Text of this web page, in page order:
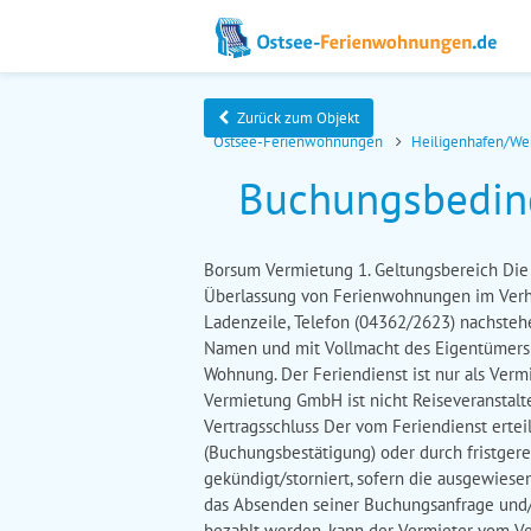
Zurück zum Objekt
Ostsee-Ferienwohnungen
Heiligenhafen/
Borsum Vermietung 1. Geltungsbereich Die nachfolgenden Allgemeinen Geschäftsbedingungen (AGB) gelten für die Verträge über die mietweise Überlassung von Ferienwohnungen im Verhältnis zwischen dem Mieter und der Firma Borsum Vermietung GmbH, 23774 Heiligenhafen, Ferienpark-Ladenzeile, Telefon (04362/2623) nachstehend Feriendienst genannt sowie dem Vermieter der Ferienwohnung. Der Mietvertrag wird vom Feriendienst im Namen und mit Vollmacht des Eigentümers der jeweiligen Ferienwohnung abgeschlossen. Dieser, nicht Borsum Vermietung GmbH, ist Vermieter der Wohnung. Der Feriendienst ist nur als Vermittler tätig und erbringt die Vermietungsleistung im Namen und für Rechnung des Vermieters. Die Borsum Vermietung GmbH ist nicht Reiseveranstalter im Sinne von § 651a Abs. 1 BGB. Der Vermieter haftet ausschließlich für die Erfüllung der Vermieterpflichten. 2. Vertragsschluss Der vom Feriendienst erteilte Reservierungsauftrag gilt als Vertrag, durch die Bestätigung/Unterzeichnung des Mietvertrags (Buchungsbestätigung) oder durch fristgerechte Zahlung der im Vertrag genannten Anzahlung/Gesamtbetrag. Das Buchungsverhältnis gilt als gekündigt/storniert, sofern die ausgewiesene und fällige Anzahlung nicht bezahlt wird. Der Mieter akzeptiert die hier abgedruckten Mietbedingungen durch das Absenden seiner Buchungsanfrage und/oder die geleistete Anzahlung. Wenn die Miete und/oder Nebenkosten nicht innerhalb der vereinbarten Fristen bezahlt werden, kann der Vermieter vom Vertrag kündigen, wenn eine angemessene Nachfrist von 5 Tagen erfolglos verstrichen ist. Bei kurzfristiger Buchung (weniger als eine Woche vor Mietbeginn) kann der Vermieter am Tag vor Mietbeginn vom Vertrag zurücktreten. Der Mieter ist in diesem Fall gemäß der Stornierungsregelung schadenersatzpflichtig. Der Mietpreis beinhaltet die Verbrauchskosten für Strom, Wasser und Heizung. Die Kurtaxe ist sep. auf dem Mietvertrag ausgewiesen. Die Kurtaxe ist nicht im Preis enthalten und ist zusätzlich zum Mietpreis zu entrichten. Der Vermittler handelt als Bevollmächtigter des Vermieters. Er vereinnahmt die Zahlungen des Mieters treuhänderisch für den Vermieter, behandelt sie als durchlaufende Gelder und leitet diese an den Vermieter weiter. Die Preise und Leistungen ergeben sich aus der jeweils gültigen Buchungsbestätigung und umfassen nur die dort bezeichneten Leistungen. Ein Anspruch auf Zuweisung einer bestimmten Ferienwohnung besteht nicht. Ungeachtet der Tatsache, dass im Vertrag eine bestimmte Wohnung aufgeführt ist, können gegen den Feriendienst im Falle einer Umbuchung aus wichtigem Grund keine Ansprüche hergeleitet werden. 3. Mietgegenstand Das Vertragsverhältnis umfasst das auf dem Mietvertrag genannte Objekt. Alle Objekte sind vollständig möbliert und ausgestattet. Bettwäsche, Handtücher und Kinderhochstuhl gehören nicht zum Mietgegenstand, können jedoch gegen Entgelt